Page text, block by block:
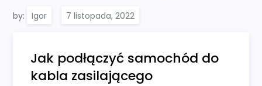
by: Igor
Jak podłączyć samochód do
kabla zasilającego